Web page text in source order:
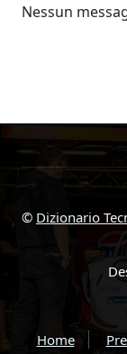
Nessun
© Dizionario
Home